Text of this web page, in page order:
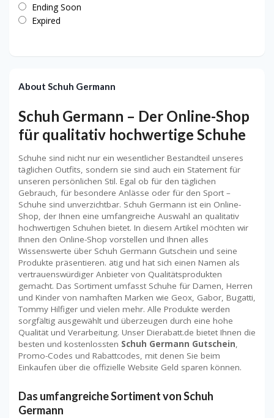
Ending Soon
Expired
About Schuh Germann
Schuh Germann – Der Online-Shop
für qualitativ hochwertige Schuhe
Schuhe sind nicht nur ein wesentlicher Bestandteil unseres
täglichen Outfits, sondern sie sind auch ein Statement für
unseren persönlichen Stil. Egal ob für den täglichen
Gebrauch, für besondere Anlässe oder für den Sport –
Schuhe sind unverzichtbar. Schuh Germann ist ein Online-
Shop, der Ihnen eine umfangreiche Auswahl an qualitativ
hochwertigen Schuhen bietet. In diesem Artikel möchten wir
Ihnen den Online-Shop vorstellen und Ihnen alles
Wissenswerte über Schuh Germann Gutschein und seine
Produkte präsentieren. ätig und hat sich einen Namen als
vertrauenswürdiger Anbieter von Qualitätsprodukten
gemacht. Das Sortiment umfasst Schuhe für Damen, Herren
und Kinder von namhaften Marken wie Geox, Gabor, Bugatti,
Tommy Hilfiger und vielen mehr. Alle Produkte werden
sorgfältig ausgewählt und überzeugen durch eine hohe
Qualität und Verarbeitung. Unser Dierabatt.de bietet Ihnen die
besten und kostenlossten Schuh Germann Gutschein,
Promo-Codes und Rabattcodes, mit denen Sie beim
Einkaufen über die offizielle Website Geld sparen können.
Das umfangreiche Sortiment von Schuh
Germann